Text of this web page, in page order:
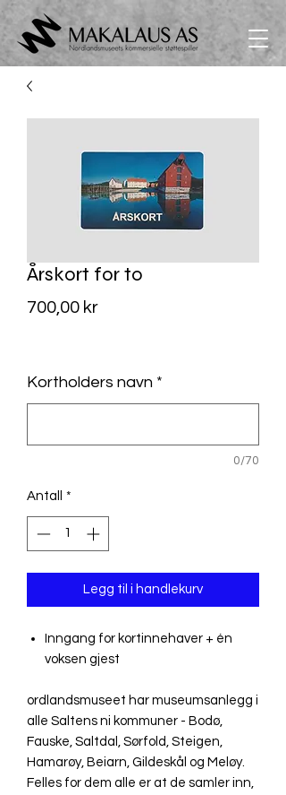
Årskort for to
700,00 krPris
Kortholders navn *
0/70
Antall *
Legg til i handlekurv
Inngang for kortinnehaver + én
voksen gjest
ordlandsmuseet har museumsanlegg i
alle Saltens ni kommuner - Bodø,
Fauske, Saltdal, Sørfold, Steigen,
Hamarøy, Beiarn, Gildeskål og Meløy.
Felles for dem alle er at de samler inn,